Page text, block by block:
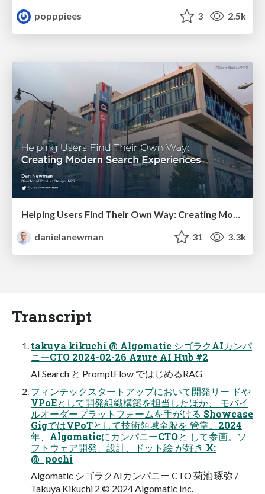
popppiees
3 2.5k
danielanewman
31 3.3k
Transcript
takuya kikuchi @ Algomatic シゴラクAIカンパ
ニーCTO 2024-02-26 Azure AI Hub #2
AI Search と PromptFlow ではじめるRAG
フィンテックスタートアップにおいて開発リー ドや
VPoEとして開発組織構築を担当したほか、 モバイ
ルオーダープラットフォームを⼿がける Showcase
GigではVPoTとして技術領域全般を 管掌。2024
年、AlgomaticにカンパニーCTOと して参画。ソ
フトウェア開発、設計、ドット絵 が好き X:
@_pochi
Algomatic シゴラクAIカンパニー CTO 菊池 琢弥 /
Takuya Kikuchi 2 © 2024 Algomatic Inc.